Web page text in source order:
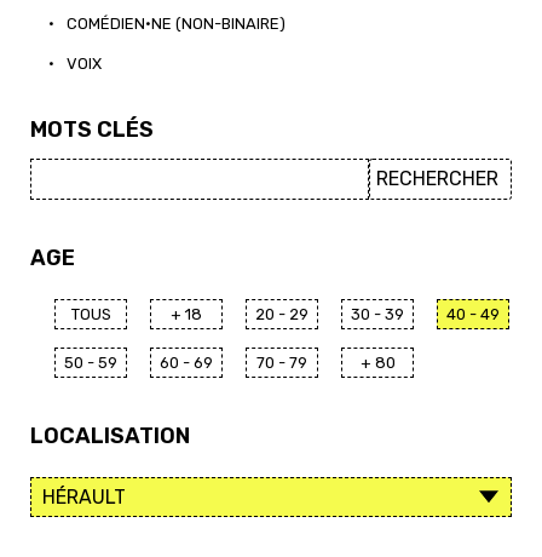
• COMÉDIEN·NE (NON-BINAIRE)
• VOIX
MOTS CLÉS
AGE
TOUS + 18 20 - 29 30 - 39 40 - 49
50 - 59 60 - 69 70 - 79 + 80
LOCALISATION